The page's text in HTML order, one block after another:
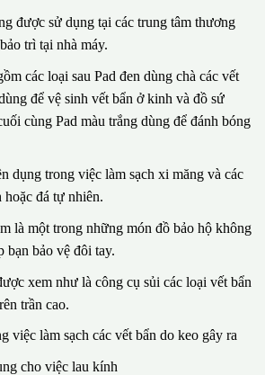
được sử dụng tại các trung tâm thương
trì tại nhà máy.
các loại sau Pad đen dùng chà các vết
để vệ sinh vết bẩn ở kinh và đồ sứ
cùng Pad màu trắng dùng để đánh bóng
dụng trong việc làm sạch xi măng và các
hoặc đá tự nhiên.
là một trong những món đồ bảo hộ không
bạn bảo vệ đôi tay.
xem như là công cụ sủi các loại vết bẩn
trần cao.
việc làm sạch các vết bẩn do keo gây ra
cho việc lau kính